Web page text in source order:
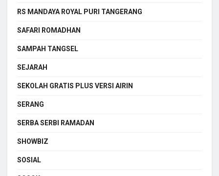
RS MANDAYA ROYAL PURI TANGERANG
SAFARI ROMADHAN
SAMPAH TANGSEL
SEJARAH
SEKOLAH GRATIS PLUS VERSI AIRIN
SERANG
SERBA SERBI RAMADAN
SHOWBIZ
SOSIAL